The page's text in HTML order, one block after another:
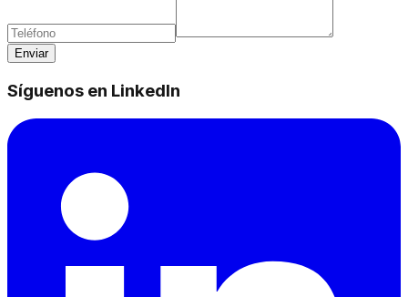
Enviar
Síguenos en LinkedIn